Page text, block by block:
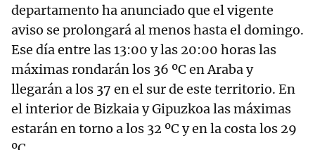
departamento ha anunciado que el vigente
aviso se prolongará al menos hasta el domingo.
Ese día entre las 13:00 y las 20:00 horas las
máximas rondarán los 36 ºC en Araba y
llegarán a los 37 en el sur de este territorio. En
el interior de Bizkaia y Gipuzkoa las máximas
estarán en torno a los 32 ºC y en la costa los 29